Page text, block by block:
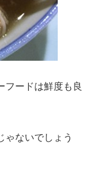
フードは鮮度も良
ゃないでしょう